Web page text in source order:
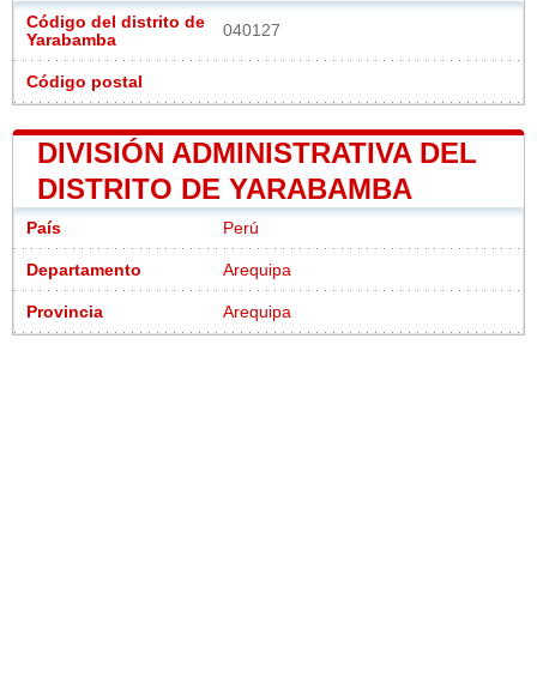
Código del distrito de
Yarabamba
040127
Código postal
DIVISIÓN ADMINISTRATIVA DEL
DISTRITO DE YARABAMBA
País Perú
Departamento Arequipa
Provincia Arequipa